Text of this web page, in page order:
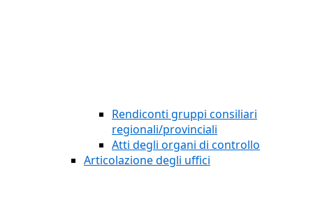
Rendiconti gruppi consiliari
regionali/provinciali
Atti degli organi di controllo
Articolazione degli uffici